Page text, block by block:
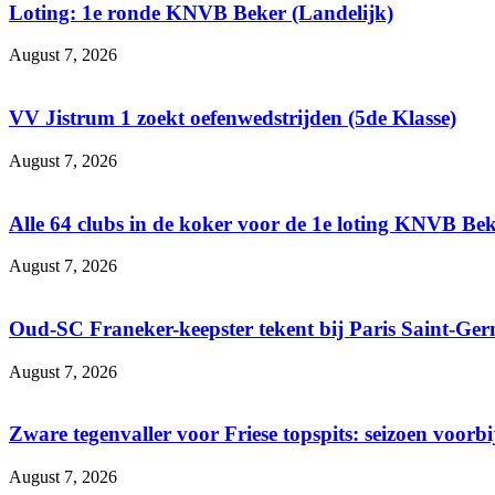
Loting: 1e ronde KNVB Beker (Landelijk)
August 7, 2026
VV Jistrum 1 zoekt oefenwedstrijden (5de Klasse)
August 7, 2026
Alle 64 clubs in de koker voor de 1e loting KNVB
August 7, 2026
Oud-SC Franeker-keepster tekent bij Paris Saint-
August 7, 2026
Zware tegenvaller voor Friese topspits: seizoen
August 7, 2026